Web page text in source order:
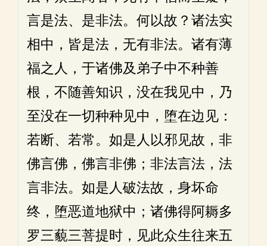
言是法、是非法。何以故？诸法实
相中，皆是法，无有非法。诸有薄
福之人，于诸佛及弟子中不种善
根，不随善知识，没在我见中，乃
至没在一切种种见中，堕在边见：
若断、若常。如是人以邪见故，非
佛言佛，佛言非佛；非法言法，法
言非法。如是人破法故，身坏命
终，堕恶道地狱中；诸佛得阿耨多
罗三藐三菩提时，见此众生往来五